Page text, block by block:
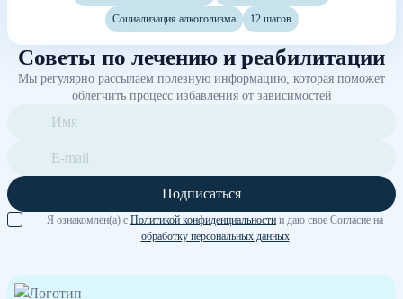
Социализация алкоголизма 12 шагов
Советы по лечению и реабилитации
Мы регулярно рассылаем полезную информацию, которая поможет
облегчить процесс избавления от зависимостей
Подписаться
Я ознакомлен(а) с Политикой конфиденциальности и даю свое Согласие на
обработку персональных данных